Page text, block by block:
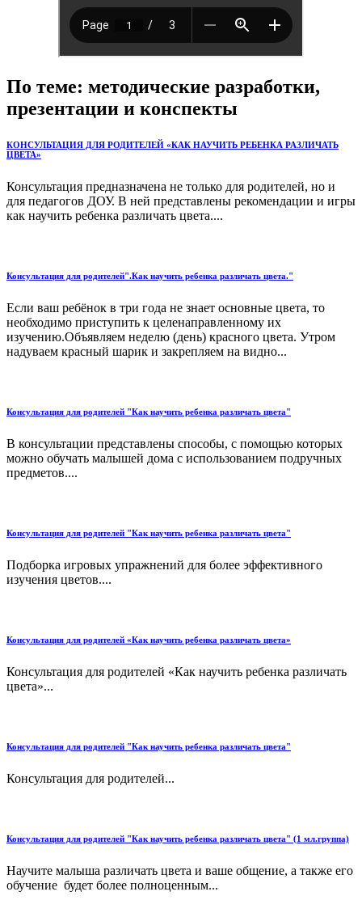
По теме: методические разработки,
презентации и конспекты
КОНСУЛЬТАЦИЯ ДЛЯ РОДИТЕЛЕЙ «КАК НАУЧИТЬ РЕБЕНКА РАЗЛИЧАТЬ
ЦВЕТА»
Консультация предназначена не только для родителей, но и
для педагогов ДОУ. В ней представлены рекомендации и игры
как научить ребенка различать цвета....
Консультация для родителей".Как научить ребенка различать цвета."
Если ваш ребёнок в три года не знает основные цвета, то
необходимо приступить к целенаправленному их
изучению.Объявляем неделю (день) красного цвета. Утром
надуваем красный шарик и закрепляем на видно...
Консультация для родителей "Как научить ребенка различать цвета"
В консультации представлены способы, с помощью которых
можно обучать малышей дома с использованием подручных
предметов....
Консультация для родителей "Как научить ребенка различать цвета"
Подборка игровых упражнений для более эффективного
изучения цветов....
Консультация для родителей «Как научить ребенка различать цвета»
Консультация для родителей «Как научить ребенка различать
цвета»...
Консультация для родителей "Как научить ребенка различать цвета"
Консультация для родителей...
Консультация для родителей "Как научить ребенка различать цвета" (1 мл.группа)
Научите малыша различать цвета и ваше общение, а также его
обучение будет более полноценным...